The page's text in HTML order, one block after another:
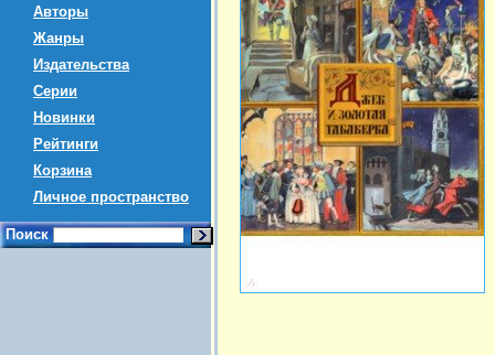
Авторы
Жанры
Издательства
Серии
Новинки
Рейтинги
Корзина
Личное пространство
Поиск